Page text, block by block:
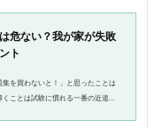
危ない？我が家が失敗
ト
集を買わないと！」と思ったことは
ことは試験に慣れる一番の近道の